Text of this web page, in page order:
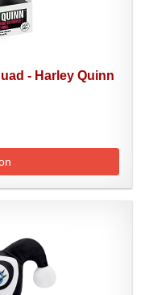
- Harley Quinn